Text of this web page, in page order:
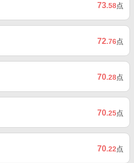
73.58点
72.76点
70.28点
70.25点
70.22点